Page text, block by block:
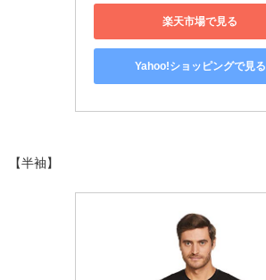
楽天市場で見る
Yahoo!ショッピングで見る
【半袖】